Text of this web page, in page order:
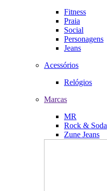
Fitness
Praia
Social
Personagens
Jeans
Acessórios
Relógios
Marcas
MR
Rock & Soda
Zune Jeans